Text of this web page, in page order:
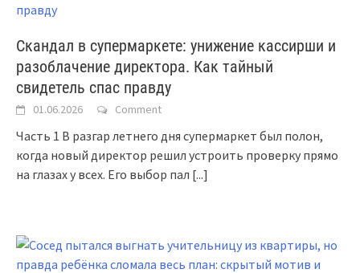
Скандал в супермаркете: унижение кассирши и
разоблачение директора. Как тайный
свидетель спас правду
01.06.2026 Comment
Часть 1 В разгар летнего дня супермаркет был полон,
когда новый директор решил устроить проверку прямо
на глазах у всех. Его выбор пал [...]